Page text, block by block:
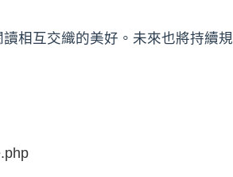
相互交織的美好。未來也將持續規